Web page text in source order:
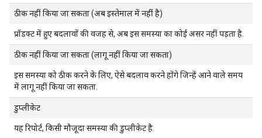
ठीक नहीं किया जा सकता (अब इस्तेमाल में नहीं है)
प्रॉडक्ट में हुए बदलावों की वजह से, अब इस समस्या का कोई असर नहीं पड़ता है.
ठीक नहीं किया जा सकता (लागू नहीं किया जा सकता)
इस समस्या को ठीक करने के लिए, ऐसे बदलाव करने होंगे जिन्हें आने वाले समय
में लागू नहीं किया जा सकता.
डुप्लीकेट
यह रिपोर्ट, किसी मौजूदा समस्या की डुप्लीकेट है.